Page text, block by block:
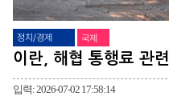
정치/경제 국제
이란, 해협 통행료 관
입력: 2026-07-02 17:58:14